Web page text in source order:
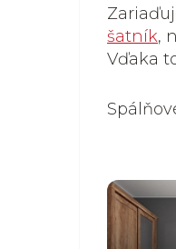
šatník,
Vďaka